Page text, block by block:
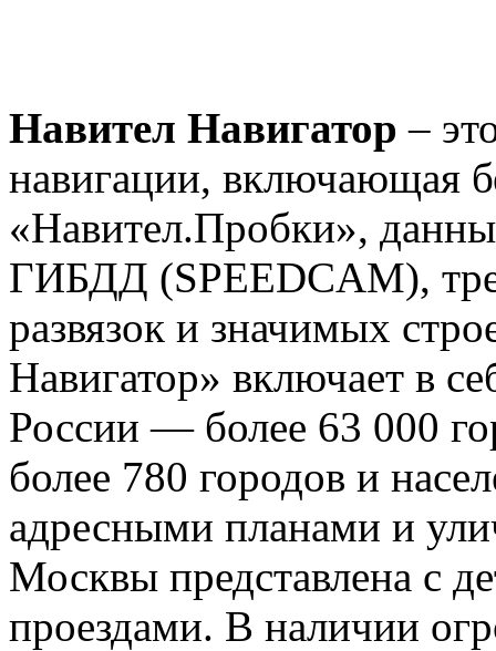
Навител Навигатор –
навигации, включающая
«Навител.Пробки»,
ГИБДД (SPEEDCAM),
развязок и значимых
Навигатор» включает в
России — более 63 000
более 780 городов и
адресными планами и
Москвы представлена с
проездами. В наличии